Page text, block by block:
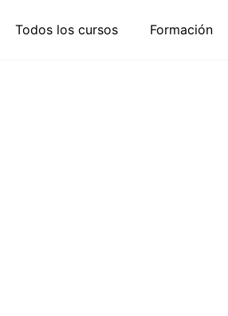
Todos los cursos Formación